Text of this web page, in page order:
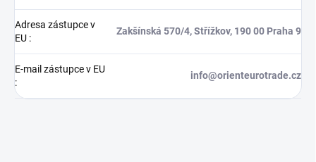
Adresa zástupce v
EU :
Zakšínská 570/4, Střížkov, 190 00 Praha 9
E-mail zástupce v EU
:
info@orienteurotrade.cz